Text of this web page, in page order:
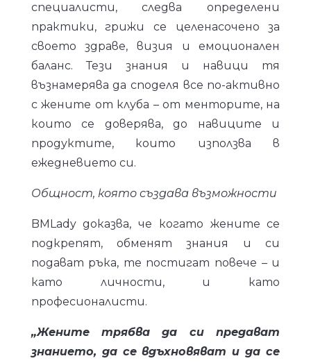
специалисти, следва определени
практики, грижи се целенасочено за
своето здраве, визия и емоционален
баланс. Тези знания и навици тя
възнамерява да споделя все по-активно
с жените от клуба – от менторите, на
които се доверява, до навиците и
продуктите, които използва в
ежедневието си.
Общност, която създава възможности
BMLady доказва, че когато жените се
подкрепят, обменят знания и си
подават ръка, те постигат повече – и
като личности, и като
професионалисти.
„Жените трябва да си предават
знанието, да се вдъхновяват и да се